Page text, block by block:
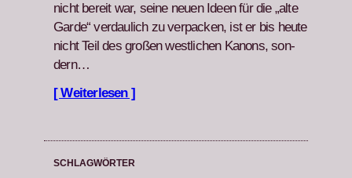
nicht bere­it war, seine neuen Ideen für die „alte
Garde“ ver­daulich zu ver­pack­en, ist er bis heute
nicht Teil des großen west­lichen Kanons, son­
dern…
[ Weiterlesen ]
SCHLAGWÖRTER